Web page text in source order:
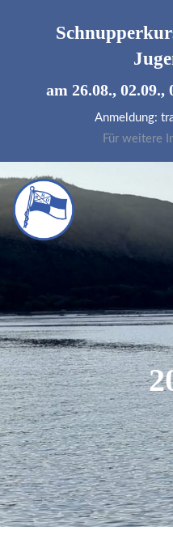
am 26.08., 02.09.,
Anmeldung:
Für weitere